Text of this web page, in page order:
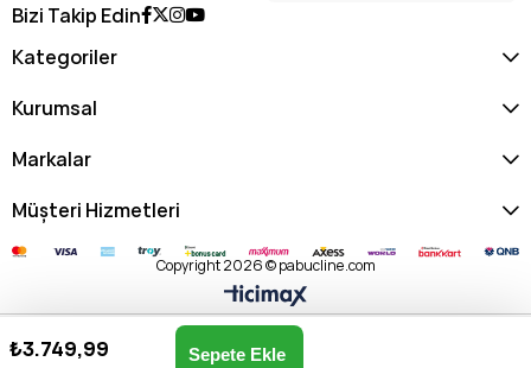
Bizi Takip Edin
Kategoriler
Kurumsal
Markalar
Müşteri Hizmetleri
Copyright 2026 © pabucline.com
U.s. Polo Assn. Kadın Postacı Çantası US25127-BEYAZ
₺3.749,99
Anasayfa Favorilerim